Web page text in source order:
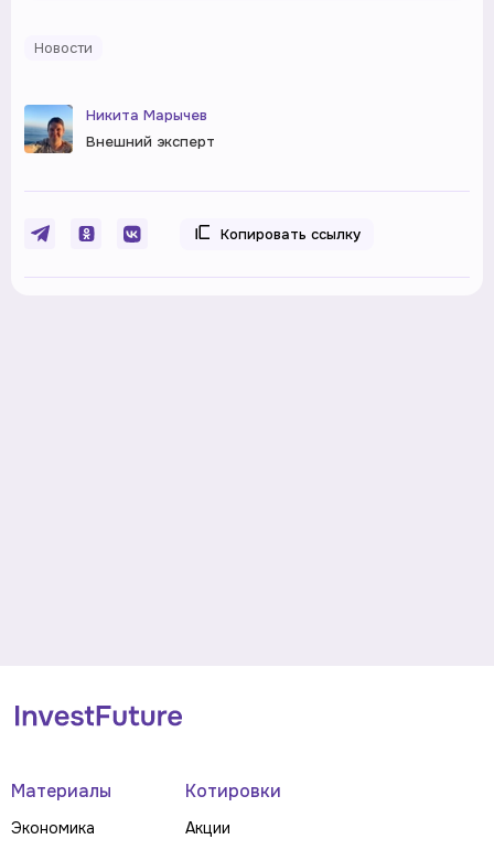
Новости
Никита Марычев
Внешний эксперт
Копировать ссылку
Материалы
Экономика
Котировки
Акции